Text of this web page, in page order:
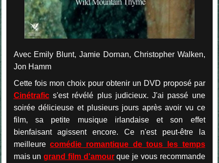
Avec Emily Blunt, Jamie Dornan, Christopher Walken,
Jon Hamm
Cette fois mon choix pour obtenir un DVD proposé par
Cinétrafics'est révélé plus judicieux. J'ai passé une
soirée délicieuse et plusieurs jours après avoir vu ce
film, sa petite musique irlandaise et son effet
bienfaisant agissent encore. Ce n'est peut-être la
meilleurecomédie romantique de tous les temps
mais ungrand film d'amourque je vous recommande